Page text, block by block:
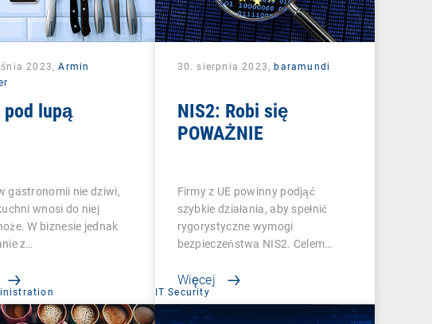
2023,Armin
pod lupą
gastronomii nie dziwi,
wnosi do niej
W biznesie jednak
z…
30. sierpnia 2023, baramundi
NIS2: Robi się
POWAŻNIE
Firmy z UE powinny podjąć
szybkie działania, aby spełnić
rygorystyczne wymogi
bezpieczeństwa NIS2. Celem…
Więcej
IT Security